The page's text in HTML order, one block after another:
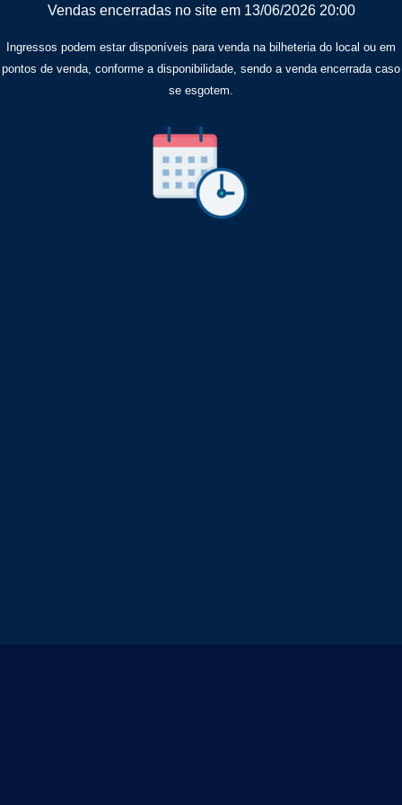
Vendas encerradas no site em 13/06/2026 20:00
Ingressos podem estar disponíveis para venda na bilheteria do local ou em
pontos de venda, conforme a disponibilidade, sendo a venda encerrada caso
se esgotem.